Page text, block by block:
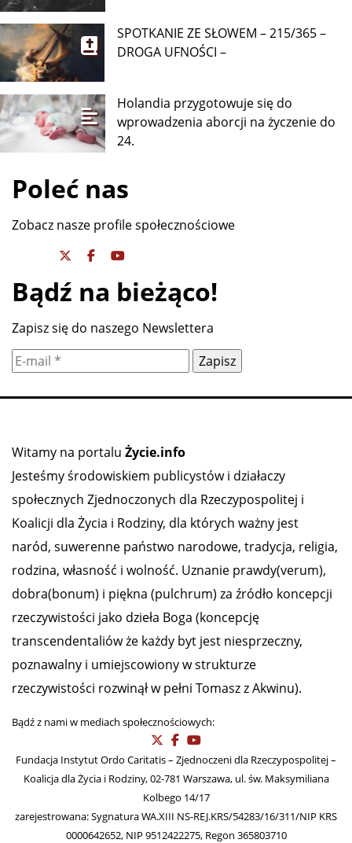
SPOTKANIE ZE SŁOWEM – 215/365 –
DROGA UFNOŚCI –
Holandia przygotowuje się do
wprowadzenia aborcji na życzenie do
24.
Poleć nas
Zobacz nasze profile społecznościowe
Bądź na bieżąco!
Zapisz się do naszego Newslettera
Witamy na portalu Życie.info
Jesteśmy środowiskiem publicystów i działaczy
społecznych Zjednoczonych dla Rzeczypospolitej i
Koalicji dla Życia i Rodziny, dla których ważny jest
naród, suwerenne państwo narodowe, tradycja, religia,
rodzina, własność i wolność. Uznanie prawdy(verum),
dobra(bonum) i piękna (pulchrum) za źródło koncepcji
rzeczywistości jako dzieła Boga (koncepcję
transcendentaliów że każdy byt jest niesprzeczny,
poznawalny i umiejscowiony w strukturze
rzeczywistości rozwinął w pełni Tomasz z Akwinu).
Bądź z nami w mediach społecznościowych:
Fundacja Instytut Ordo Caritatis – Zjednoczeni dla Rzeczypospolitej –
Koalicja dla Życia i Rodziny, 02-781 Warszawa, ul. św. Maksymiliana
Kolbego 14/17
zarejestrowana: Sygnatura WA.XIII NS-REJ.KRS/54283/16/311/NIP KRS
0000642652, NIP 9512422275, Regon 365803710